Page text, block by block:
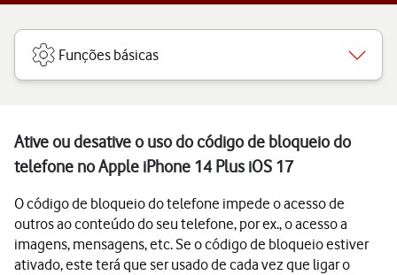
Funções básicas
Ative ou desative o uso do código de bloqueio do
telefone no Apple iPhone 14 Plus iOS 17
O código de bloqueio do telefone impede o acesso de
outros ao conteúdo do seu telefone, por ex., o acesso a
imagens, mensagens, etc. Se o código de bloqueio estiver
ativado, este terá que ser usado de cada vez que ligar o